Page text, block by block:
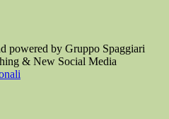
powered by Gruppo Spaggiari
& New Social Media